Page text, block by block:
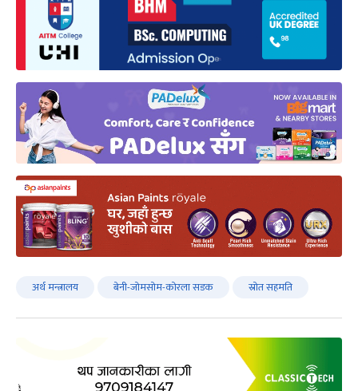
अर्थ मन्त्रालय बेनी-जोमसोम-कोरला सडक स्रोत सहमति